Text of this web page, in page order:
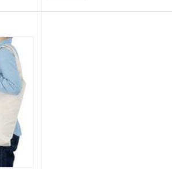
でクオリ
ススメの
トバッグ
も便利です。ウイルス対策、花粉対策で